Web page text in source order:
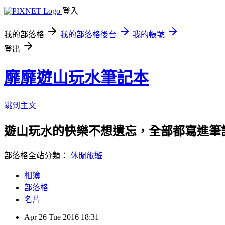
登入
我的部落格 我的部落格後台
我的帳號
登出
靡靡遊山玩水筆記本
跳到主文
遊山玩水的快樂不想遺忘，全部都寫進筆
部落格全站分類： 休閒旅遊
相簿
部落格
名片
Apr 26 Tue 2016 18:31